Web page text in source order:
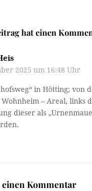
hat einen
2025 um 16:48 Uhr
in Hötting; von
Wohnheim – Areal, links
dieser als
einen Kommentar